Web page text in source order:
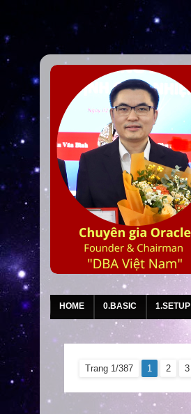
HOME 0.BASIC 1.SETUP
Trang 1/387 1 2 3